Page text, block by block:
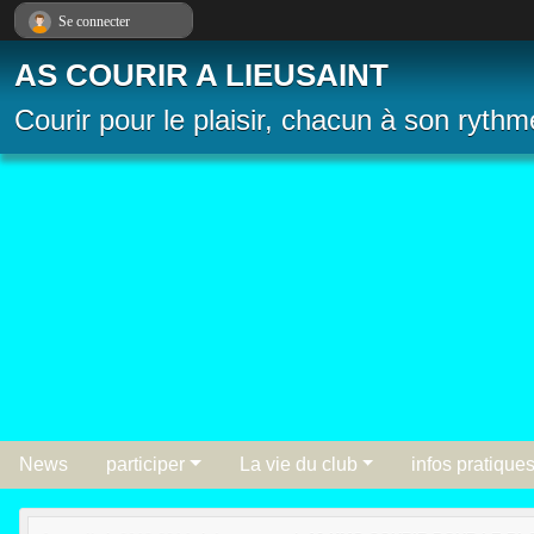
AS COURIR A LIEUSAINT
Courir pour le plaisir, chacun à son
News participer La vie du club infos pratiques
Se connecter
Panneau de gestion des cookies